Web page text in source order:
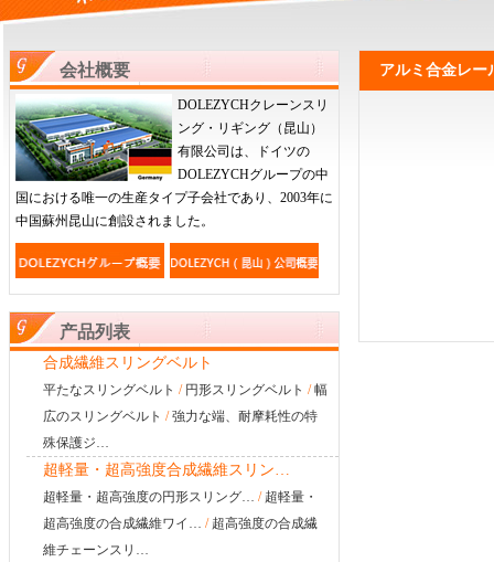
会社概要
DOLEZYCHクレーンスリ
ング・リギング（昆山）
有限公司は、ドイツの
DOLEZYCHグループの中
国における唯一の生産タイプ子会社であり、2003年に
中国蘇州昆山に創設されました。
产品列表
合成繊維スリングベルト
平たなスリングベルト / 円形スリングベルト /幅
広のスリングベルト /強力な端、耐摩耗性の特
殊保護ジ…
超軽量・超高強度合成繊維スリン…
超軽量・超高強度の円形スリング… / 超軽量・
超高強度の合成繊維ワイ… / 超高強度の合成繊
維チェーンスリ…
アルミ合金レー